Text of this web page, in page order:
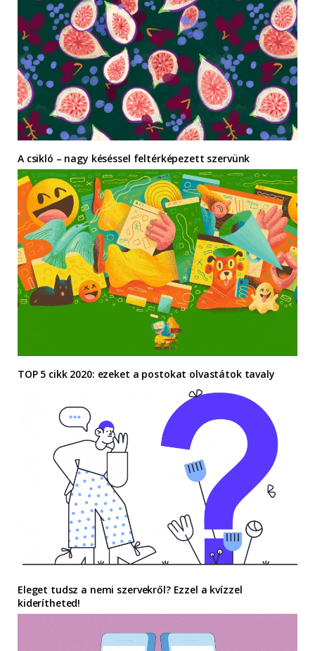
A csikló – nagy késéssel feltérképezett szervünk
TOP 5 cikk 2020: ezeket a postokat olvastátok tavaly
Eleget tudsz a nemi szervekről? Ezzel a kvízzel
kiderítheted!